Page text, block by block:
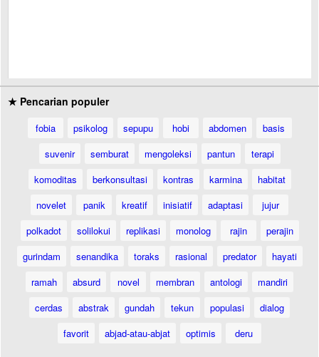
★ Pencarian populer
fobia psikolog sepupu hobi abdomen
basis
suvenir
semburat mengoleksi pantun
terapi
komoditas
berkonsultasi kontras karmina
habitat
novelet
panik kreatif inisiatif adaptasi
jujur
polkadot
solilokui replikasi monolog rajin
perajin
gurindam
senandika toraks rasional predator
hayati
ramah
absurd novel membran antologi
mandiri
cerdas
abstrak gundah tekun populasi
dialog
favorit
abjad-atau-abjat optimis deru